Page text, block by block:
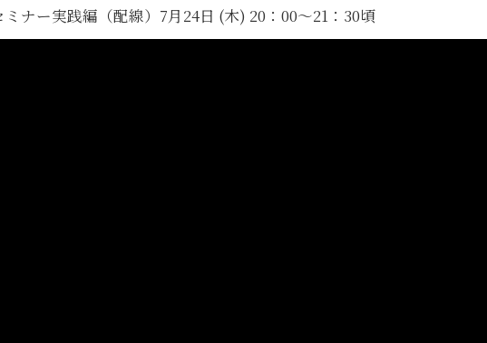
ナー実践編（配線）7月24日 (木) 20：00～21：30頃